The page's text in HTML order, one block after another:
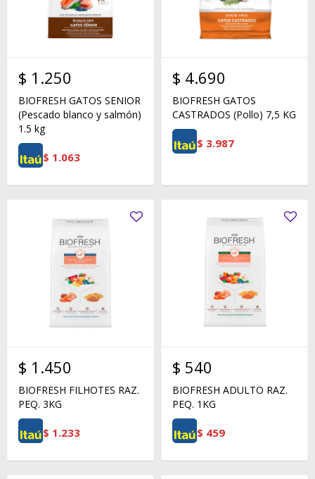
$ 1.250
BIOFRESH GATOS SENIOR
(Pescado blanco y salmón)
1.5 kg
$ 1.063
$ 4.690
BIOFRESH GATOS
CASTRADOS (Pollo) 7,5 KG
$ 3.987
$ 1.450
BIOFRESH FILHOTES RAZ.
PEQ. 3KG
$ 1.233
$ 540
BIOFRESH ADULTO RAZ.
PEQ. 1KG
$ 459